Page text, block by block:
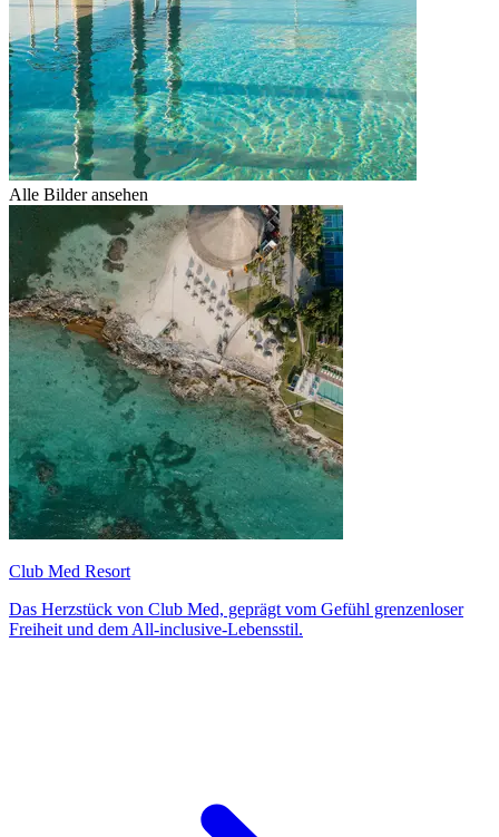
Alle Bilder ansehen
Club Med Resort
Das Herzstück von Club Med, geprägt vom Gefühl grenzenloser
Freiheit und dem All-inclusive-Lebensstil.